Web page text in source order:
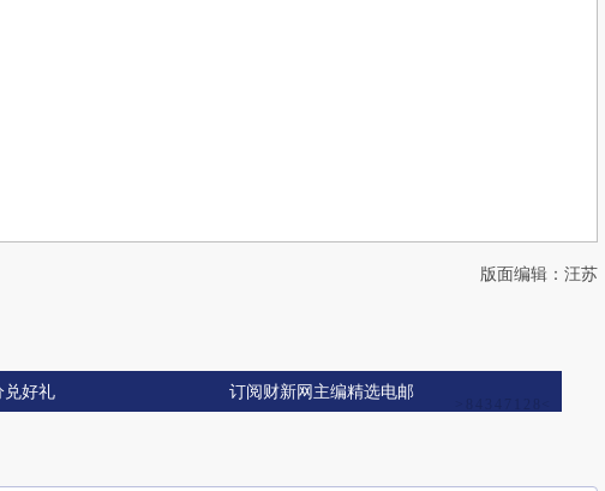
版面编辑：汪苏
兑好礼 订阅财新网主编精选电邮